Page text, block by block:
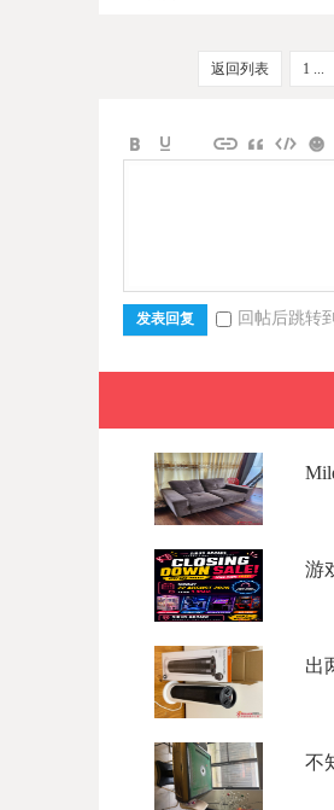
1 ...
返回列表
发表回复 回帖后跳转
游
出
不